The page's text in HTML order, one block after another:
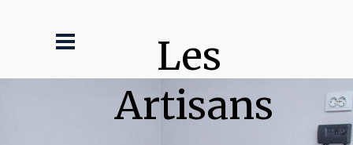
Les
Artisans